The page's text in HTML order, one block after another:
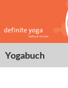
springen
Yogabuch